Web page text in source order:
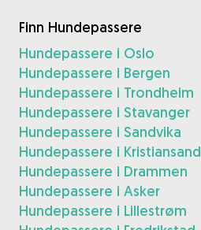
Finn Hundepassere
Hundepassere i Oslo
Hundepassere i Bergen
Hundepassere i Trondheim
Hundepassere i Stavanger
Hundepassere i Sandvika
Hundepassere i Kristiansand
Hundepassere i Drammen
Hundepassere i Asker
Hundepassere i Lillestrøm